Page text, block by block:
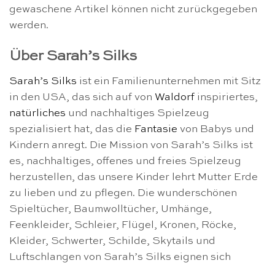
gewaschene Artikel können nicht zurückgegeben
werden.
Über Sarah’s Silks
Sarah’s Silks ist ein Familienunternehmen mit Sitz
in den USA, das sich auf von Waldorf inspiriertes,
natürliches und nachhaltiges Spielzeug
spezialisiert hat, das die Fantasie von Babys und
Kindern anregt. Die Mission von Sarah’s Silks ist
es, nachhaltiges, offenes und freies Spielzeug
herzustellen, das unsere Kinder lehrt Mutter Erde
zu lieben und zu pflegen. Die wunderschönen
Spieltücher, Baumwolltücher, Umhänge,
Feenkleider, Schleier, Flügel, Kronen, Röcke,
Kleider, Schwerter, Schilde, Skytails und
Luftschlangen von Sarah’s Silks eignen sich